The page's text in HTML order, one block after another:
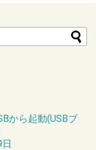
から起動(USBブ